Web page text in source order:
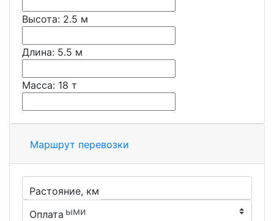
Высота: 2.5 м
Длина: 5.5 м
Масса: 18 т
Маршрут перевозки
Растояние, км
Оплата